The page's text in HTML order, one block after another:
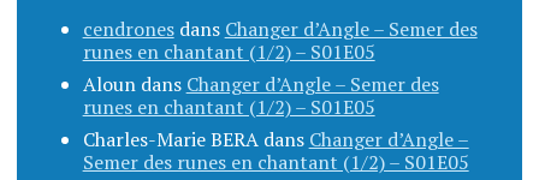
cendronesdans Changer d’Angle – Semer des
runes en chantant (1/2) – S01E05
Aloundans Changer d’Angle – Semer des
runes en chantant (1/2) – S01E05
Charles-Marie BERAdans Changer d’Angle –
Semer des runes en chantant (1/2) – S01E05